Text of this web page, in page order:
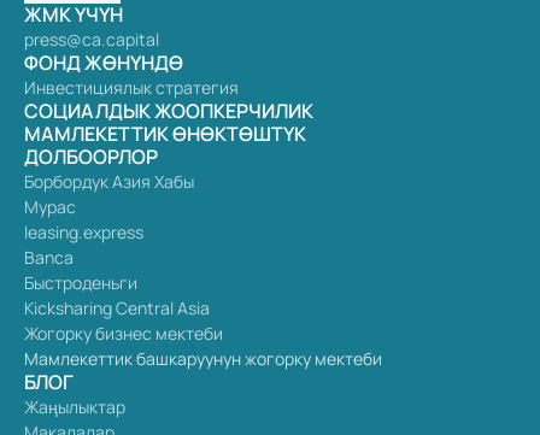
ЖМК ҮЧҮН
press@ca.capital
ФОНД ЖӨНҮНДӨ
Инвестициялык стратегия
СОЦИАЛДЫК ЖООПКЕРЧИЛИК
МАМЛЕКЕТТИК ӨНӨКТӨШТҮК
ДОЛБООРЛОР
Борбордук Азия Хабы
Мурас
leasing.express
Banca
Быстроденьги
Kicksharing Central Asia
Жогорку бизнес мектеби
Мамлекеттик башкаруунун жогорку мектеби
БЛОГ
Жаңылыктар